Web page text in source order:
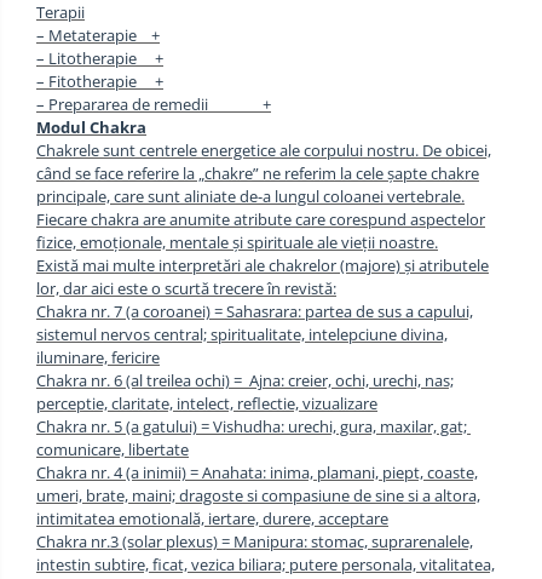
Terapii
– Metaterapie +
– Litotherapie +
– Fitotherapie +
– Prepararea de remedii +
Modul Chakra
Chakrele sunt centrele energetice ale corpului nostru. De obicei,
când se face referire la „chakre” ne referim la cele șapte chakre
principale, care sunt aliniate de-a lungul coloanei vertebrale.
Fiecare chakra are anumite atribute care corespund aspectelor
fizice, emoționale, mentale și spirituale ale vieții noastre.
Există mai multe interpretări ale chakrelor (majore) și atributele
lor, dar aici este o scurtă trecere în revistă:
Chakra nr. 7 (a coroanei) = Sahasrara: partea de sus a capului,
sistemul nervos central; spiritualitate, intelepciune divina,
iluminare, fericire
Chakra nr. 6 (al treilea ochi) = Ajna: creier, ochi, urechi, nas;
perceptie, claritate, intelect, reflectie, vizualizare
Chakra nr. 5 (a gatului) = Vishudha: urechi, gura, maxilar, gat;
comunicare, libertate
Chakra nr. 4 (a inimii) = Anahata: inima, plamani, piept, coaste,
umeri, brate, maini; dragoste si compasiune de sine si a altora,
intimitatea emotională, iertare, durere, acceptare
Chakra nr.3 (solar plexus) = Manipura: stomac, suprarenalele,
intestin subtire, ficat, vezica biliara; putere personala, vitalitatea,